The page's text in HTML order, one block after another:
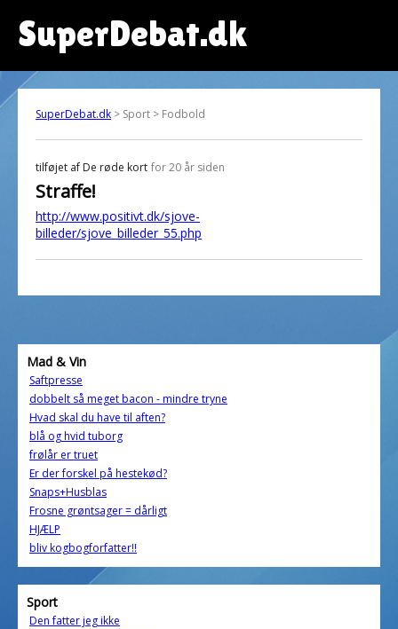
SuperDebat.dk
SuperDebat.dk > Sport > Fodbold
tilføjet af De røde kort for 20 år siden
Straffe!
http://www.positivt.dk/sjove-
billeder/sjove_billeder_55.php
Mad & Vin
Saftpresse
dobbelt så meget bacon - mindre tryne
Hvad skal du have til aften?
blå og hvid tuborg
frølår er truet
Er der forskel på hestekød?
Snaps+Husblas
Frosne grøntsager = dårligt
HJÆLP
bliv kogbogforfatter!!
Sport
Den fatter jeg ikke